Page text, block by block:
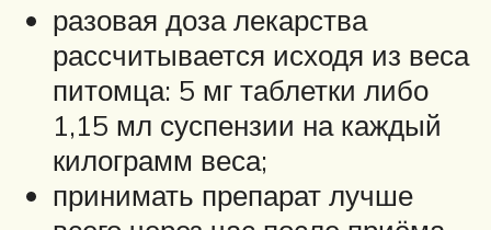
разовая доза лекарства
рассчитывается исходя из веса
питомца: 5 мг таблетки либо
1,15 мл суспензии на каждый
килограмм веса;
принимать препарат лучше